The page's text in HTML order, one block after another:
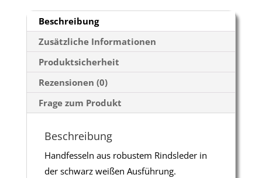
Beschreibung
Zusätzliche Informationen
Produktsicherheit
Rezensionen (0)
Frage zum Produkt
Beschreibung
Handfesseln aus robustem Rindsleder in
der schwarz weißen Ausführung.